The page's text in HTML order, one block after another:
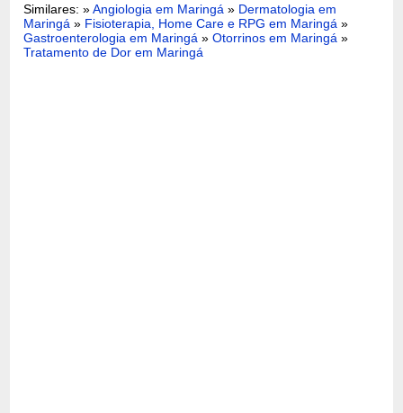
Similares: »Angiologia em Maringá » Dermatologia em
Maringá » Fisioterapia, Home Care e RPG em Maringá »
Gastroenterologia em Maringá »Otorrinos em Maringá »
Tratamento de Dor em Maringá